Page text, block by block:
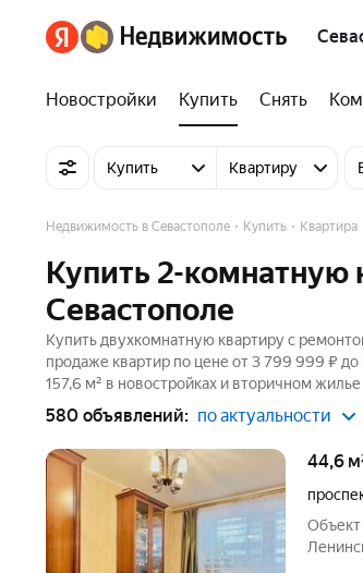
Новостройки Купить Снять
Купить Квартиру
Недвижимость в Севастополе Купить Квартира
Купить 2-комнатную
Севастополе
Купить двухкомнатную квартиру с
продаже квартир по цене от 3 799 999 ₽
157,6 м² в новостройках и вторичном
580 объявлений: по актуальности
44,6
Объект